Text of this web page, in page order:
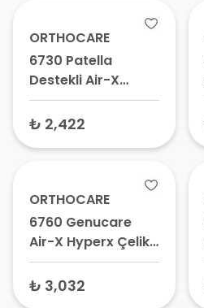
ORTHOCARE
6730 Patella
Destekli Air-X
Ligament Dizlik –
Diz Ateli, Menisküs
₺ 2,422
ORTHOCARE
6760 Genucare
Air-X Hyperx Çelik
Eklemli Dizlik Siyah
– Çelik Eklemli
₺ 3,032